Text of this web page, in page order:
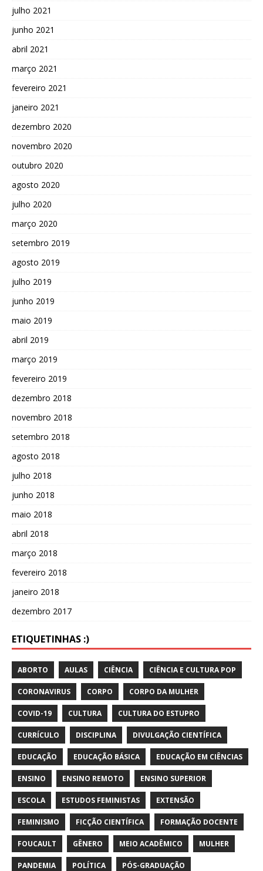
julho 2021
junho 2021
abril 2021
março 2021
fevereiro 2021
janeiro 2021
dezembro 2020
novembro 2020
outubro 2020
agosto 2020
julho 2020
março 2020
setembro 2019
agosto 2019
julho 2019
junho 2019
maio 2019
abril 2019
março 2019
fevereiro 2019
dezembro 2018
novembro 2018
setembro 2018
agosto 2018
julho 2018
junho 2018
maio 2018
abril 2018
março 2018
fevereiro 2018
janeiro 2018
dezembro 2017
ETIQUETINHAS :)
ABORTO AULAS CIÊNCIA CIÊNCIA E CULTURA POP
CORONAVIRUS CORPO CORPO DA MULHER
COVID-19 CULTURA CULTURA DO ESTUPRO
CURRÍCULO DISCIPLINA DIVULGAÇÃO CIENTÍFICA
EDUCAÇÃO EDUCAÇÃO BÁSICA EDUCAÇÃO EM CIÊNCIAS
ENSINO ENSINO REMOTO ENSINO SUPERIOR
ESCOLA ESTUDOS FEMINISTAS EXTENSÃO
FEMINISMO FICÇÃO CIENTÍFICA FORMAÇÃO DOCENTE
FOUCAULT GÊNERO MEIO ACADÊMICO MULHER
PANDEMIA POLÍTICA PÓS-GRADUAÇÃO